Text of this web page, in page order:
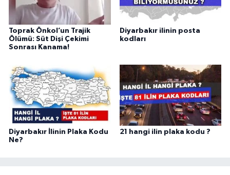
Toprak Önkol’un Trajik
Ölümü: Süt Dişi Çekimi
Sonrası Kanama!
Diyarbakır ilinin posta
kodları
Diyarbakır İlinin Plaka Kodu
Ne?
21 hangi ilin plaka kodu ?